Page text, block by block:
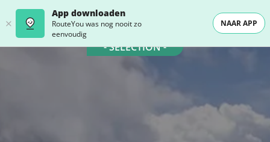
App downloaden
RouteYou was nog nooit zo
eenvoudig
NAAR APP
- SELECTION -